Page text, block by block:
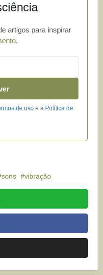
artigos para inspirar
.
de uso e a Política de
sons vibração